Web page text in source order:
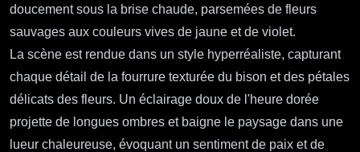
doucement sous la brise chaude, parsemées de fleurs
sauvages aux couleurs vives de jaune et de violet.
La scène est rendue dans un style hyperréaliste, capturant
chaque détail de la fourrure texturée du bison et des pétales
délicats des fleurs. Un éclairage doux de l'heure dorée
projette de longues ombres et baigne le paysage dans une
lueur chaleureuse, évoquant un sentiment de paix et de